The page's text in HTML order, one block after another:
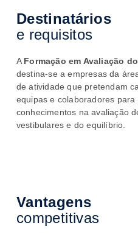
Destinatários
e requisitos
A Formação em Avaliação
destina-se a empresas da
de atividade que pretendam
equipas e colaboradores
conhecimentos na avaliação
vestibulares e do equilíbrio.
Vantagens
competitivas